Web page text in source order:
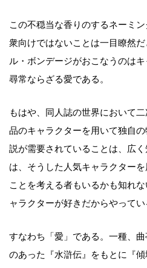
この不穏当な香りのするネーミ
衆向けではないことは一目瞭然
ル・ボンデージがおこなうのは
尋常ならざる愛である。
もはや、同人誌の世界において
品のキャラクターを用いて独自
説が需要されていることは、広
は、そうした人気キャラクター
ことを考える者もいるかも知れ
ャラクターが好きだからやってい
すなわち「愛」である。一種、
のあった『水滸伝』をもとに『